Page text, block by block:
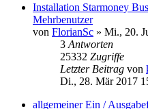
Installation Starmoney
Mehrbenutzer
von FlorianSc » Mi., 20.
3 Antworten
25332 Zugriffe
Letzter Beitrag von
Di., 28. Mär 2017
allgemeiner Ein /